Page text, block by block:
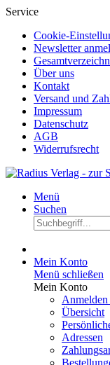
Service
Cookie-
Newsletter
Über uns
Kontakt
Versand und
Impressum
Datenschutz
AGB
Widerrufsrecht
Menü
Suchen
Mein Konto
Menü schließen
Mein Konto
Anmelden
Übersicht
Adressen